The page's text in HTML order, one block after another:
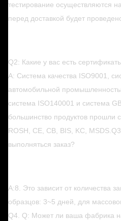
тестирование осуществляются
перед доставкой будет
Q2: Какие у вас есть
A: Система качества ISO9001,
автомобильной
система ISO140001 и система
большинство продуктов прошли
ROSH, CE, CB, BIS, KC, MSDS.
выполняться заказ?
A:8. Это зависит от количества
образцов: 3~5 дней, для
Q4. Q: Может ли ваша фабрика